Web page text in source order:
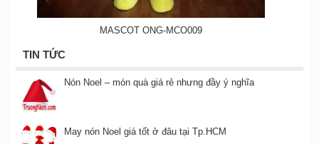
MASCOT ONG-MCO009
TIN TỨC
Nón Noel – món quà giá rẻ nhưng đầy ý nghĩa
May nón Noel giá tốt ở đâu tại Tp.HCM